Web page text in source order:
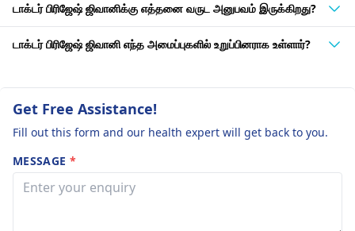
டாக்டர் பிரிஜேஷ் ஜிவானிக்கு எத்தனை வருட அனுபவம் இருக்கிறது?
டாக்டர் பிரிஜேஷ் ஜிவானி எந்த அமைப்புகளில் உறுப்பினராக உள்ளார்?
Get Free Assistance!
Fill out this form and our health expert will get back to you.
MESSAGE *